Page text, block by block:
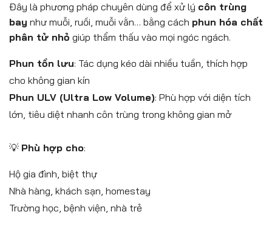
Đây là phương pháp chuyên dùng để xử lý côn trùng
bay như muỗi, ruồi, muỗi vằn… bằng cách phun hóa chất
phân tử nhỏ giúp thẩm thấu vào mọi ngóc ngách.
Phun tồn lưu: Tác dụng kéo dài nhiều tuần, thích hợp
cho không gian kín
Phun ULV (Ultra Low Volume): Phù hợp với diện tích
lớn, tiêu diệt nhanh côn trùng trong không gian mở
💡 Phù hợp cho:
Hộ gia đình, biệt thự
Nhà hàng, khách sạn, homestay
Trường học, bệnh viện, nhà trẻ